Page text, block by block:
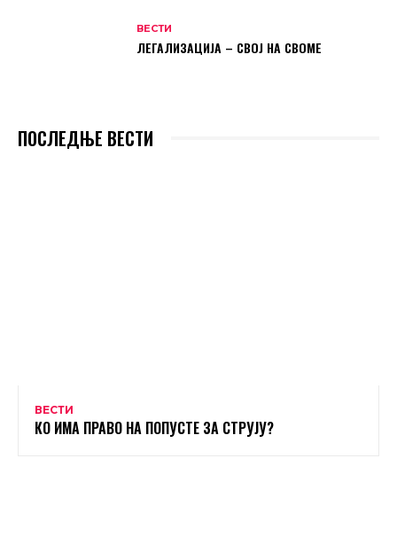
ВЕСТИ
ЛЕГАЛИЗАЦИЈА – СВОЈ НА СВОМЕ
ПОСЛЕДЊЕ ВЕСТИ
ВЕСТИ
КО ИМА ПРАВО НА ПОПУСТЕ ЗА СТРУЈУ?